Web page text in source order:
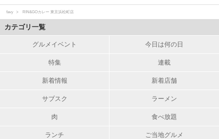
favy RIN&GOカレー 東京浜松町店
カテゴリ一覧
グルメイベント 今日は何の日
特集 連載
新着情報 新着店舗
サブスク ラーメン
肉 食べ放題
ランチ ご当地グルメ